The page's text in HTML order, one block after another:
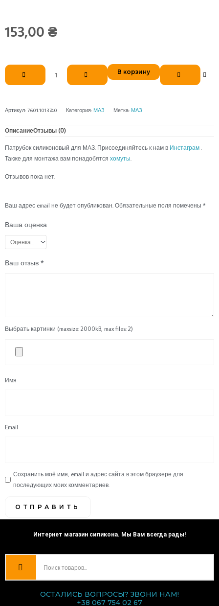
153,00 ₴
Количество
товара
Патрубок
МАЗ
L60,
55
В корзину
Артикул: 7601.1013740 Категория: МАЗ Метка: МАЗ
ОписаниеОтзывы (0)
Патрубок силиконовый для МАЗ. Присоединяйтесь к нам в Инстаграм .
Также для монтажа вам понадобятся хомуты.
Отзывов пока нет.
Ваш адрес email не будет опубликован. Обязательные поля помечены *
Ваша оценка
Ваш отзыв *
Выбрать картинки (maxsize: 2000kB, max files: 2)
Имя
Email
Сохранить моё имя, email и адрес сайта в этом браузере для
последующих моих комментариев.
Интернет магазин силикона. Мы Вам всегда рады!
ОСТАЛИСЬ ВОПРОСЫ? ЗВОНИ НАМ!
+38 067 754 02 67